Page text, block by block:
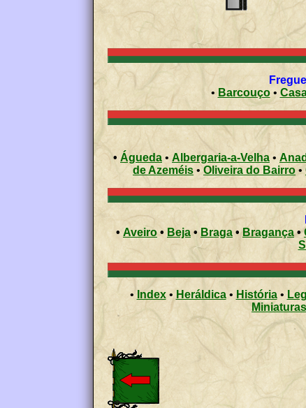
• Barcouço•
• Águeda • Albergaria-a-Velha •
de Azeméis •Oliveira do Bairro •
• Aveiro• Beja • Braga •Bragança•
• Index• Heráldica• História •